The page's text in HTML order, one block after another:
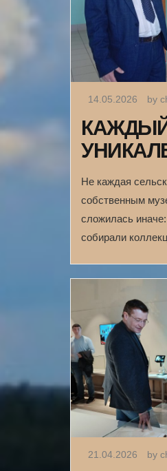
14.05.2026 by
Не каждая
собственным
сложилась
собирали
21.04.2026 by